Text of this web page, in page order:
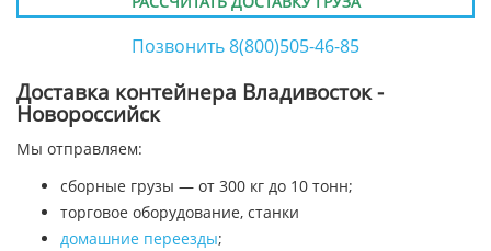
Позвонить 8(800)505-46-85
Доставка контейнера Владивосток -
Новороссийск
Мы отправляем:
сборные грузы — от 300 кг до 10 тонн;
торговое оборудование, станки
домашние переезды;